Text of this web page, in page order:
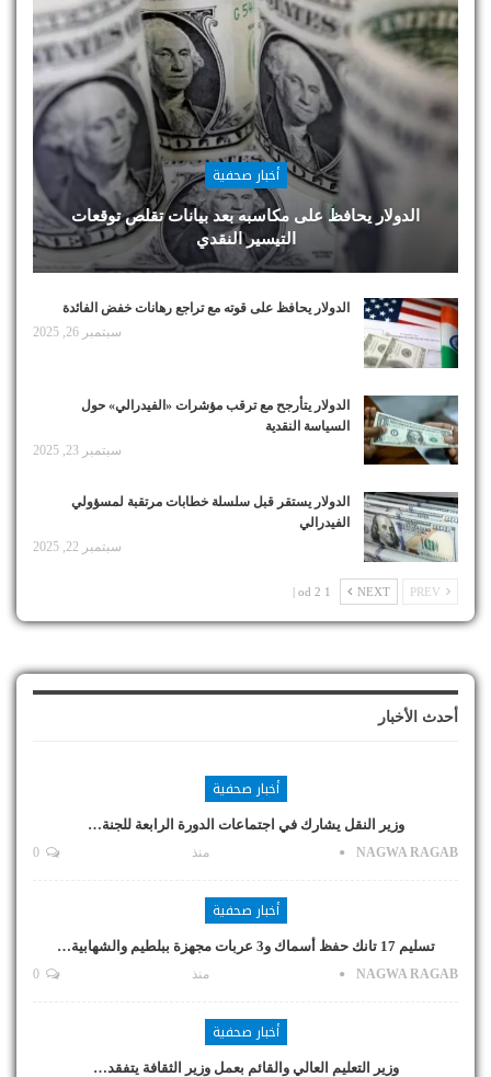
أخبار صحفية
الدولار يحافظ على مكاسبه بعد بيانات تقلص توقعات
التيسير النقدي
الدولار يحافظ على قوته مع تراجع رهانات خفض الفائدة
سبتمبر 26, 2025
الدولار يتأرجح مع ترقب مؤشرات «الفيدرالي» حول
السياسة النقدية
سبتمبر 23, 2025
الدولار يستقر قبل سلسلة خطابات مرتقبة لمسؤولي
الفيدرالي
سبتمبر 22, 2025
NEXT
1 od 2 |
أحدث الأخبار
أخبار صحفية
وزير النقل يشارك في اجتماعات الدورة الرابعة للجنة…
NAGWA RAGAB منذ
أخبار صحفية
تسليم 17 تانك حفظ أسماك و3 عربات مجهزة ببلطيم والشهابية…
NAGWA RAGAB منذ
أخبار صحفية
وزير التعليم العالي والقائم بعمل وزير الثقافة يتفقد…